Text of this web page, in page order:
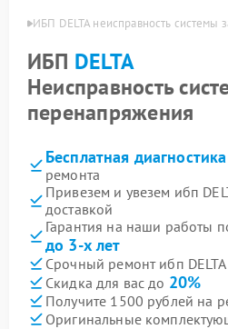
ИБП DELTA неисправность системы
ИБП DELTA
Неисправность
перенапряжения
Бесплатная диагностика
ремонта
Привезем и увезем ибп
доставкой
Гарантия на наши работы
до 3-х лет
Срочный ремонт ибп
Скидка для вас до 20%
Получите 1500 рублей на
Оригинальные